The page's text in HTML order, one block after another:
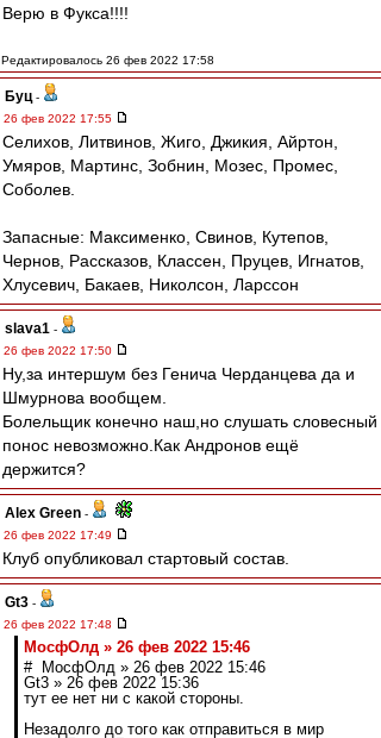
Верю в Фукса!!!!
Редактировалось 26 фев 2022 17:58
Буц -
26 фев 2022 17:55
Селихов, Литвинов, Жиго, Джикия, Айртон,
Умяров, Мартинс, Зобнин, Мозес, Промес,
Соболев.
Запасные: Максименко, Свинов, Кутепов,
Чернов, Рассказов, Классен, Пруцев, Игнатов,
Хлусевич, Бакаев, Николсон, Ларссон
slava1 -
26 фев 2022 17:50
Ну,за интершум без Генича Черданцева да и
Шмурновa вообщем.
Болельщик конечно наш,но слушать словесный
понос невозможно.Как Андронов ещё
держится?
Alex Green -
26 фев 2022 17:49
Клуб опубликовал стартовый состав.
Gt3 -
26 фев 2022 17:48
МосфОлд » 26 фев 2022 15:46
# МосфОлд » 26 фев 2022 15:46
Gt3 » 26 фев 2022 15:36
тут ее нет ни с какой стороны.
Незадолго до того как отправиться в мир